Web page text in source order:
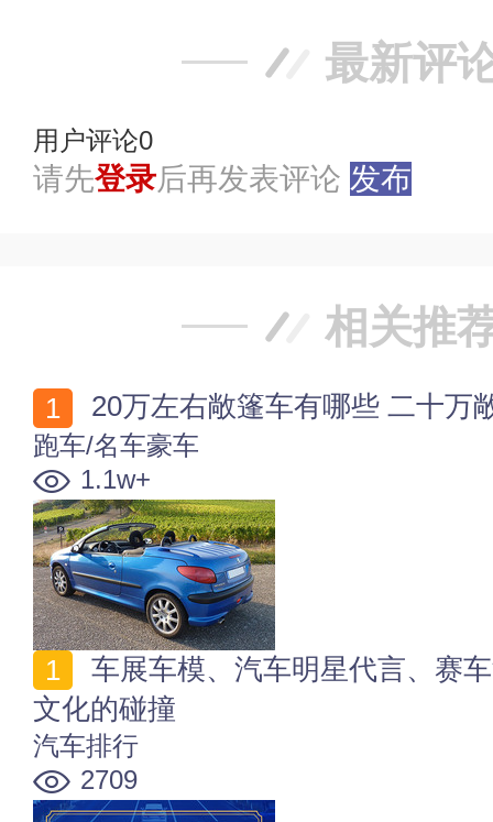
最新评
用户评论0
请先登录后再发表评论 发布
相关推
20万左右敞篷车有哪些 二十万
跑车/名车豪车
1.1w+
文化的碰撞
汽车排行
2709